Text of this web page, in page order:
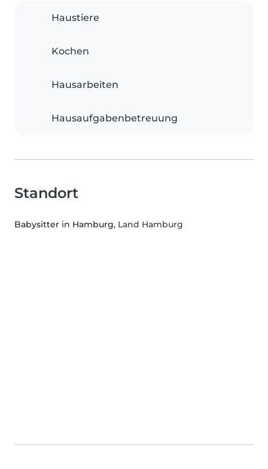
Haustiere
Kochen
Hausarbeiten
Hausaufgabenbetreuung
Standort
Babysitter in Hamburg, Land Hamburg